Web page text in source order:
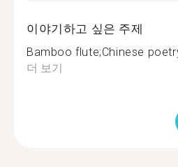
이야기하고 싶은 주제
Bamboo flute;Chinese
더 보기